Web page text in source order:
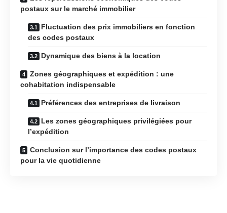
postaux sur le marché immobilier
Fluctuation des prix immobiliers en fonction
des codes postaux
Dynamique des biens à la location
Zones géographiques et expédition : une
cohabitation indispensable
Préférences des entreprises de livraison
Les zones géographiques privilégiées pour
l’expédition
Conclusion sur l’importance des codes postaux
pour la vie quotidienne